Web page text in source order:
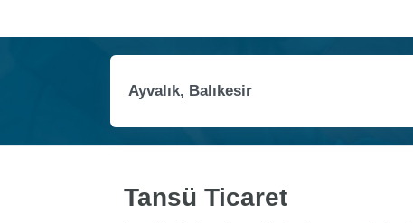
Tansü Ticaret